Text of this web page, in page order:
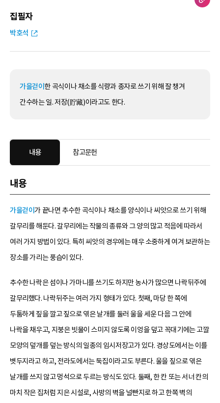
집필자
박호석
가을걷이 한 곡식이나 채소를 식량과 종자로 쓰기 위해 잘 챙겨
간수하는 일. 저장(貯藏)이라고도 한다.
내용 참고문헌
내용
가을걷이가 끝나면 추수한 곡식이나 채소를 양식이나 씨앗으로 쓰기 위해
갈무리를 해둔다. 갈무리에는 작물의 종류와 그 양의 많고 적음에 따라서
여러 가지 방법이 있다. 특히 씨앗의 경우에는 매우 소중하게 여겨 보관하는
장소를 가리는 풍습이 있다.
추수한 나락은 섬이나 가마니를 쓰기도 하지만 농사가 많으면 나락뒤주에
갈무리했다. 나락뒤주는 여러 가지 형태가 있다. 첫째, 마당 한 쪽에
두툼하게 짚을 깔고 짚으로 엮은 날개를 둘러 울을 세운 다음 그 안에
나락을 채우고, 지붕은 빗물이 스미지 않도록 이엉을 덮고 꼭대기에는 고깔
모양의 덮개를 덮는 방식의 일종의 임시저장고가 있다. 경상도에서는 이를
볏두지라고 하고, 전라도에서는 둑집이라고도 부른다. 울을 짚으로 엮은
날개를 쓰지 않고 멍석으로 두르는 방식도 있다. 둘째, 한 칸 또는 서너 칸의
마치 작은 집처럼 지은 시설로, 사방의 벽을 널빤지로 하고 한쪽 벽의